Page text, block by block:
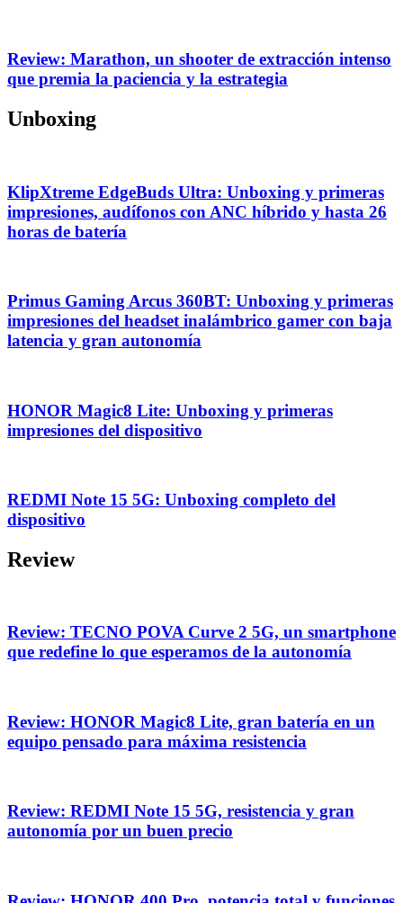
Review: Marathon, un shooter de extracción intenso
que premia la paciencia y la estrategia
Unboxing
KlipXtreme EdgeBuds Ultra: Unboxing y primeras
impresiones, audífonos con ANC híbrido y hasta 26
horas de batería
Primus Gaming Arcus 360BT: Unboxing y primeras
impresiones del headset inalámbrico gamer con baja
latencia y gran autonomía
HONOR Magic8 Lite: Unboxing y primeras
impresiones del dispositivo
REDMI Note 15 5G: Unboxing completo del
dispositivo
Review
Review: TECNO POVA Curve 2 5G, un smartphone
que redefine lo que esperamos de la autonomía
Review: HONOR Magic8 Lite, gran batería en un
equipo pensado para máxima resistencia
Review: REDMI Note 15 5G, resistencia y gran
autonomía por un buen precio